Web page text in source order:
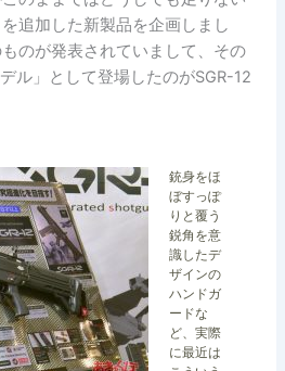
追加した新製品を企画しまし
のが発表されていまして、その
ル」として登場したのがSGR-12
銃身をほ
ぼすっぽ
りと覆う
鋭角を意
識したデ
ザインの
ハンドガ
ードな
ど、実際
に最近は